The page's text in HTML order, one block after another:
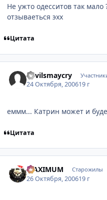
Не ужто одесситов так мало
отзываеться эхх
Цитата
devilsmaycry
24 Октября, 200619 г
еммм... Катрин может и
Цитата
MAXIMUM Старожилы
26 Октября, 200619 г